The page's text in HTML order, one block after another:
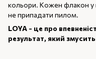
кольори. Кожен флакон у
не припадати пилом.
LOYA - це про
результат, який